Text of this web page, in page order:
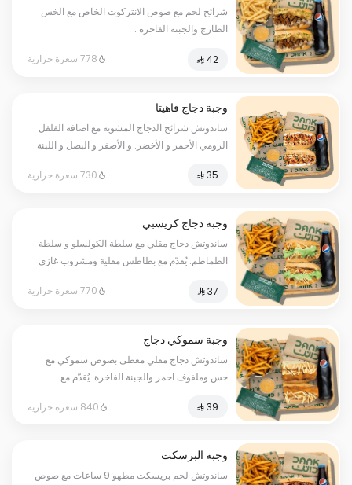
شرائح لحم مع صوص الانتركوت الخاص مع الخس
الطازج والجبنة الفاخرة .
⁨⁦‪‬ 42⁩ 778 سعرة حرارية
وجبة دجاج فاهيتا
ساندوتش شرائح الدجاج المشوية مع اضافة الفلفل
الرومي الأحمر و الأخضر. و الأصفر و البصل و اللبنة
ومشروب غازي مع صوص واحد .
730 سعرة حرارية
وجبة دجاج كريسبي
ساندوتش دجاج مقلي مع سلطة الكولسلو و سلطة
الطماطم. يُقدّم مع بطاطس مقلية ومشروب غازي
770 سعرة حرارية
وجبة سموكي دجاج
ساندوتش دجاج مقلي مغطى بصوص سموكي مع
خس وملفوف احمر والجبنة الفاخرة. يُقدّم مع
840 سعرة حرارية
وجبة البرسكت
ساندوتش لحم بريسكت مطهو 9 ساعات مع صوص